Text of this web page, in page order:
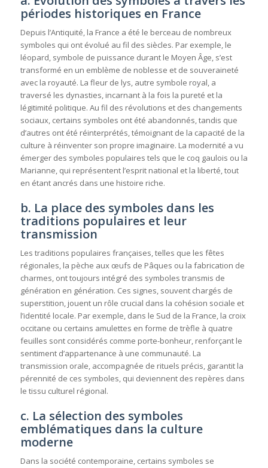
périodes historiques en France
Depuis l’Antiquité, la France a été le berceau de nombreux
symboles qui ont évolué au fil des siècles. Par exemple, le
léopard, symbole de puissance durant le Moyen Âge, s’est
transformé en un emblème de noblesse et de souveraineté
avec la royauté. La fleur de lys, autre symbole royal, a
traversé les dynasties, incarnant à la fois la pureté et la
légitimité politique. Au fil des révolutions et des changements
sociaux, certains symboles ont été abandonnés, tandis que
d’autres ont été réinterprétés, témoignant de la capacité de la
culture à réinventer son propre imaginaire. La modernité a vu
émerger des symboles populaires tels que le coq gaulois ou la
Marianne, qui représentent l’esprit national et la liberté, tout
en étant ancrés dans une histoire riche.
b. La place des symboles dans les
traditions populaires et leur
transmission
Les traditions populaires françaises, telles que les fêtes
régionales, la pèche aux œufs de Pâques ou la fabrication de
charmes, ont toujours intégré des symboles transmis de
génération en génération. Ces signes, souvent chargés de
superstition, jouent un rôle crucial dans la cohésion sociale et
l’identité locale. Par exemple, dans le Sud de la France, la croix
occitane ou certains amulettes en forme de trèfle à quatre
feuilles sont considérés comme porte-bonheur, renforçant le
sentiment d’appartenance à une communauté. La
transmission orale, accompagnée de rituels précis, garantit la
pérennité de ces symboles, qui deviennent des repères dans
le tissu culturel régional.
c. La sélection des symboles
emblématiques dans la culture
moderne
Dans la société contemporaine, certains symboles se